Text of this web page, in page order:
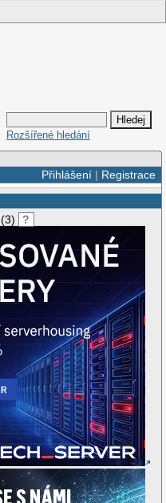
Rozšířené hledání
Přihlášení| Registrace
(3) ?